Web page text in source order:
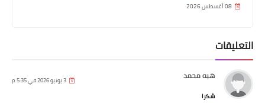
08 أغسطس 2026
التعليقات
هبه محمد 3 يونيو 2026 في 5:35 م
شكرا